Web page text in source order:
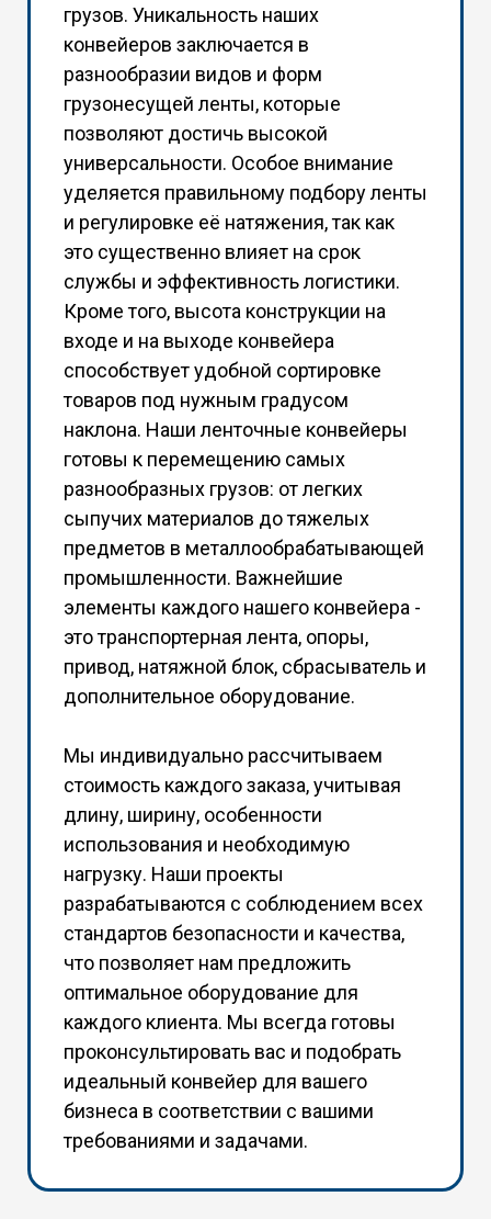
грузов. Уникальность наших
конвейеров заключается в
разнообразии видов и форм
грузонесущей ленты, которые
позволяют достичь высокой
универсальности. Особое внимание
уделяется правильному подбору ленты
и регулировке её натяжения, так как
это существенно влияет на срок
службы и эффективность логистики.
Кроме того, высота конструкции на
входе и на выходе конвейера
способствует удобной сортировке
товаров под нужным градусом
наклона. Наши ленточные конвейеры
готовы к перемещению самых
разнообразных грузов: от легких
сыпучих материалов до тяжелых
предметов в металлообрабатывающей
промышленности. Важнейшие
элементы каждого нашего конвейера -
это транспортерная лента, опоры,
привод, натяжной блок, сбрасыватель и
дополнительное оборудование.
Мы индивидуально рассчитываем
стоимость каждого заказа, учитывая
длину, ширину, особенности
использования и необходимую
нагрузку. Наши проекты
разрабатываются с соблюдением всех
стандартов безопасности и качества,
что позволяет нам предложить
оптимальное оборудование для
каждого клиента. Мы всегда готовы
проконсультировать вас и подобрать
идеальный конвейер для вашего
бизнеса в соответствии с вашими
требованиями и задачами.